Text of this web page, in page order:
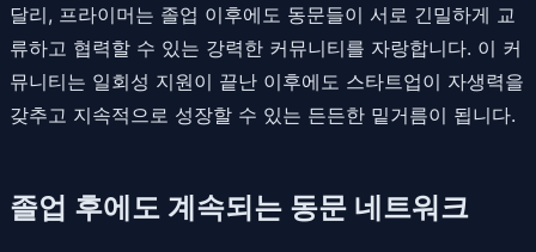
달리, 프라이머는 졸업 이후에도 동문들이 서로 긴밀하게 교
류하고 협력할 수 있는 강력한 커뮤니티를 자랑합니다. 이 커
뮤니티는 일회성 지원이 끝난 이후에도 스타트업이 자생력을
갖추고 지속적으로 성장할 수 있는 든든한 밑거름이 됩니다.
졸업 후에도 계속되는 동문 네트워크